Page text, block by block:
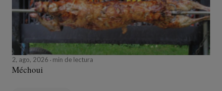
2, ago, 2026 min de lectura
Méchoui